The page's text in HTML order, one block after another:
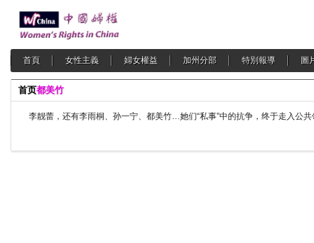
首頁 女性主義 婦女權益 加州分部 特別報導 圖
首页都美竹
李靓蕾，还有李雨桐、孙一宁、都美竹…她们“私事”中的抗争，终于走入公共